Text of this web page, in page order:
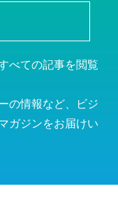
べての記事を閲覧
の情報など、ビジ
ガジンをお届けい